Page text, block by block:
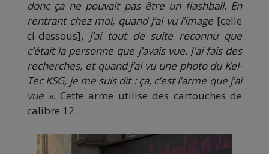
donc ça ne pouvait pas être un flashball. En
rentrant chez moi, quand j’ai vu l’image [celle
ci-dessous], j’ai tout de suite reconnu que
c’était la personne que j’avais vue. J’ai fais des
recherches, et quand j’ai vu une photo du Kel-
Tec KSG, je me suis dit : ça, c’est l’arme que j’ai
vue ». Cette arme utilise des cartouches de
calibre 12.